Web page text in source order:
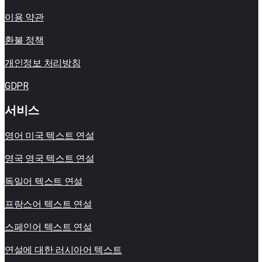
이용 약관
환불 정책
개인정보 처리방침
GDPR
서비스
영어 미국 텍스트 연설
영국 영국 텍스트 연설
독일어 텍스트 연설
프랑스어 텍스트 연설
스페인어 텍스트 연설
연설에 대한 러시아어 텍스트